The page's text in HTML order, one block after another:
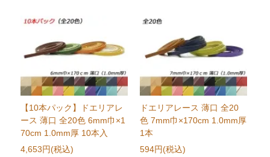
【10本パック】ドエリアレ
ース 薄口 全20色 6mm巾×1
70cm 1.0mm厚 10本入
4,653円(税込)
ドエリアレース 薄口 全20
色 7mm巾×170cm 1.0mm厚
1本
594円(税込)